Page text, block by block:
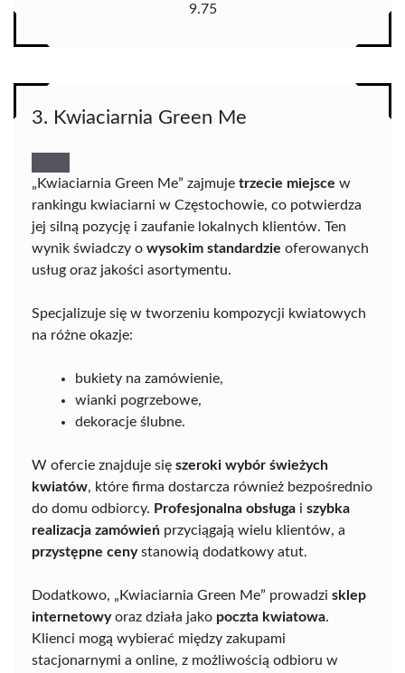
9.75
3. Kwiaciarnia Green Me
„Kwiaciarnia Green Me” zajmuje trzecie miejsce w
rankingu kwiaciarni w Częstochowie, co potwierdza
jej silną pozycję i zaufanie lokalnych klientów. Ten
wynik świadczy o wysokim standardzie oferowanych
usług oraz jakości asortymentu.
Specjalizuje się w tworzeniu kompozycji kwiatowych
na różne okazje:
bukiety na zamówienie,
wianki pogrzebowe,
dekoracje ślubne.
W ofercie znajduje się szeroki wybór świeżych
kwiatów, które firma dostarcza również bezpośrednio
do domu odbiorcy. Profesjonalna obsługa i szybka
realizacja zamówień przyciągają wielu klientów, a
przystępne cenystanowią dodatkowy atut.
Dodatkowo, „Kwiaciarnia Green Me” prowadzi sklep
internetowyoraz działa jako poczta kwiatowa.
Klienci mogą wybierać między zakupami
stacjonarnymi a online, z możliwością odbioru w